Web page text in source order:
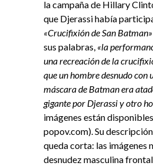
la campaña de Hillary
que Djerassi había
«Crucifixión de San Batman»
sus palabras, «la
una recreación de la
que un hombre desnudo con
máscara de Batman era
gigante por Djerassi y otro
imágenes están
popov.com). Su
queda corta: las imágenes
desnudez masculina